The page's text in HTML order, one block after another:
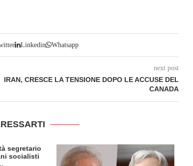
Linkedin Whatsapp
next post
IRAN, CRESCE LA TENSIONE DOPO LE ACCUSE DEL
CANADA
segretario
socialisti